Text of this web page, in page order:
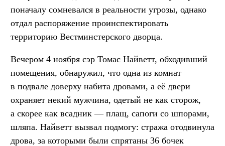
поначалу сомневался в реальности угрозы, однако
отдал распоряжение проинспектировать
территорию Вестминстерского дворца.
Вечером 4 ноября сэр Томас Найветт, обходивший
помещения, обнаружил, что одна из комнат
в подвале доверху набита дровами, а её двери
охраняет некий мужчина, одетый не как сторож,
а скорее как всадник — плащ, сапоги со шпорами,
шляпа. Найветт вызвал подмогу: стража отодвинула
дрова, за которыми были спрятаны 36 бочек